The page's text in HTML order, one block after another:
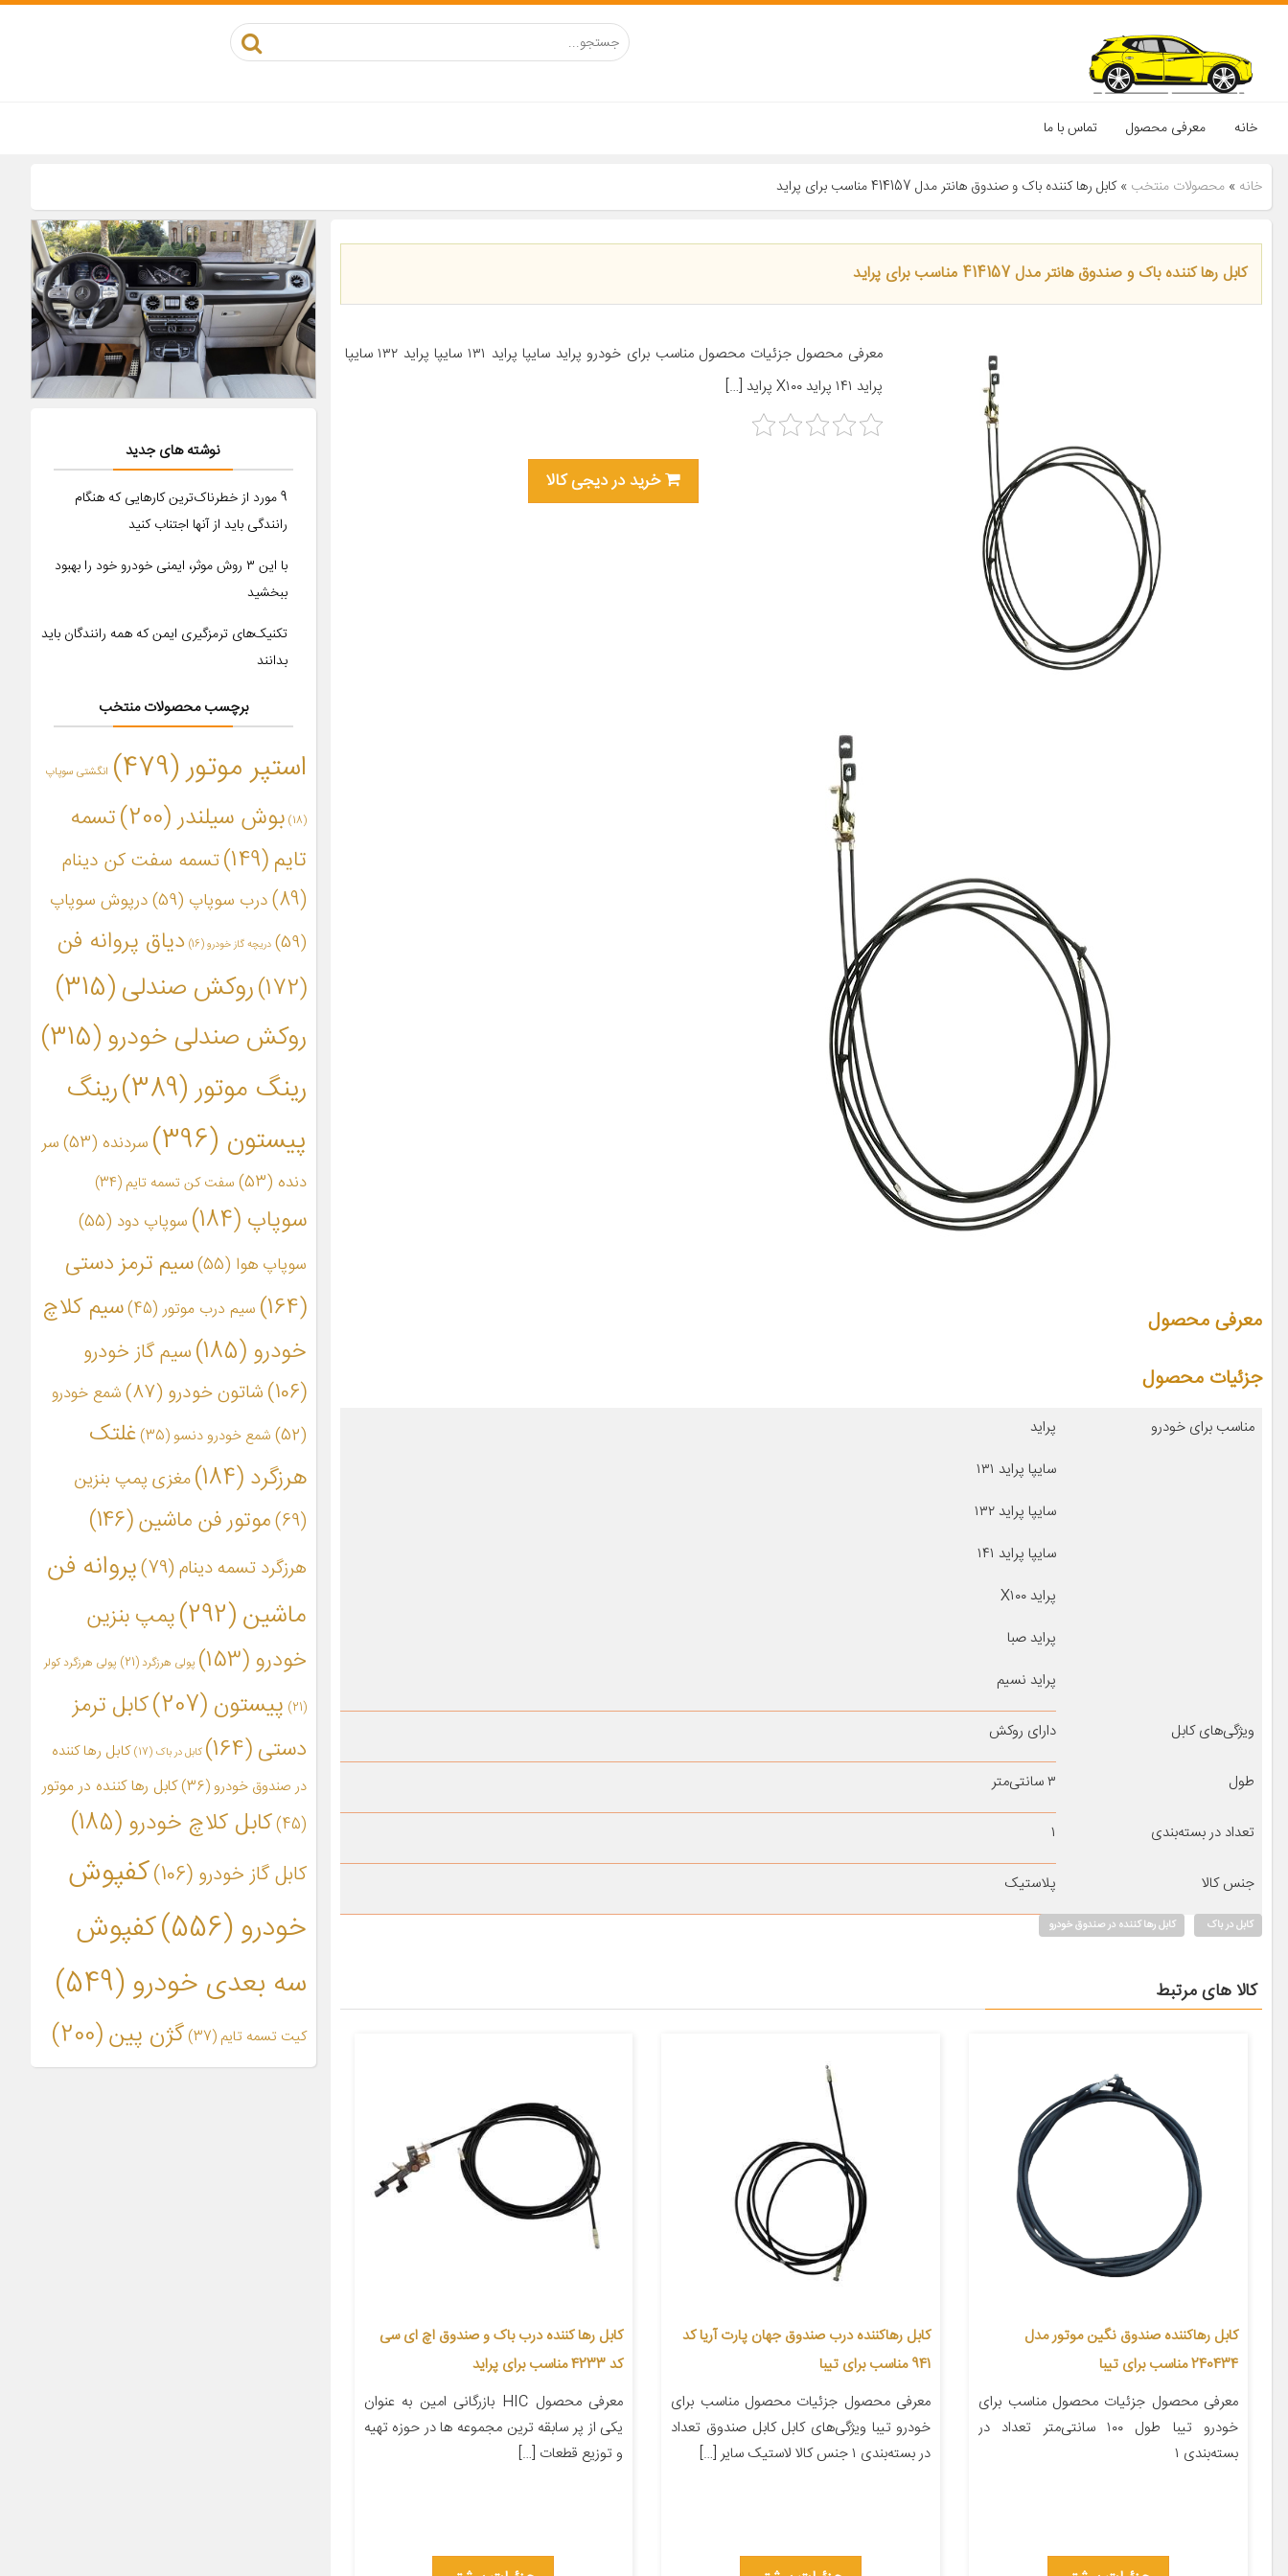
خانه معرفی محصول تماس با ما
خانه » محصولات منتخب »کابل رها کننده باک و صندوق هانتر مدل 414157 مناسب برای پراید
کابل رها کننده باک و صندوق هانتر مدل 414157 مناسب برای پراید
معرفی محصول جزئیات محصول مناسب برای خودرو پراید سایپا پراید ۱۳۱ سایپا پراید ۱۳۲ سایپا
پراید ۱۴۱ پراید X۱۰۰ پراید […]
خرید در دیجی کالا
معرفی محصول
جزئیات محصول
مناسب برای خودرو
پراید
سایپا پراید ۱۳۱
سایپا پراید ۱۳۲
سایپا پراید ۱۴۱
پراید X۱۰۰
پراید صبا
پراید نسیم
ویژگی‌های کابل دارای روکش
طول ۳ سانتی‌متر
تعداد در بسته‌بندی ۱
جنس کالا پلاستیک
کابل در باک کابل رها کننده در صندوق خودرو
کالا های مرتبط
کابل رهاکننده صندوق نگین موتور مدل
240434 مناسب برای تیبا
معرفی محصول جزئیات محصول مناسب برای
خودرو تیبا طول ۱۰۰ سانتی‌متر تعداد در
بسته‌بندی ۱
کابل رهاکننده درب صندوق جهان پارت آریا کد
941 مناسب برای تیبا
معرفی محصول جزئیات محصول مناسب برای
خودرو تیبا ویژگی‌های کابل کابل صندوق تعداد
در بسته‌بندی ۱ جنس کالا لاستیک سایر […]
کابل رها کننده درب باک و صندوق اچ ای سی
کد 4233 مناسب برای پراید
معرفی محصول HIC بازرگانی امین به عنوان
یکی از پر سابقه ترین مجموعه ها در حوزه تهیه
و توزیع قطعات […]
نوشته های جدید
9 مورد از خطرناک‌ترین کارهایی که هنگام
رانندگی باید از آنها اجتناب کنید
با این ۳ روش موثر، ایمنی خودرو خود را بهبود
ببخشید
تکنیک‌های ترمزگیری ایمن که همه رانندگان باید
بدانند
برچسب محصولات منتخب
استپر موتور(479) انگشتی سوپاپ
(18) بوش سیلندر (200)
تسمه
تایم(149)
تسمه سفت کن دینام
(89)
درب سوپاپ (59)
درپوش سوپاپ
(59)
دریچه گاز خودرو(16)
دیاق پروانه فن
(172)
روکش صندلی(315)
روکش صندلی خودرو(315)
رینگ موتور(389)
رینگ
پیستون (396) سردنده (53)
سر
دنده (53) سفت کن تسمه تایم (34)
سوپاپ (184) سوپاپ دود (55)
سوپاپ هوا (55)
سیم ترمز دستی
(164)
سیم درب موتور(45)
سیم کلاچ
خودرو (185)
سیم گاز خودرو
(106)
شاتون خودرو (87)
شمع خودرو
(52)
شمع خودرو دنسو (35)
غلتک
هرزگرد (184)
مغزی پمپ بنزین
(69)
موتور فن ماشین(146)
هرزگرد تسمه دینام(79)
پروانه فن
ماشین(292)
پمپ بنزین
خودرو(153) پولی هرزگرد(21) پولی هرزگرد کولر
(21) پیستون (207)
کابل ترمز
دستی(164) کابل در باک (17)
کابل رها کننده
در صندوق خودرو (36)
کابل رها کننده در موتور
(45)
کابل کلاچ خودرو (185)
کابل گاز خودرو (106)
کفپوش
خودرو(556)
کفپوش
سه بعدی خودرو(549)
کیت تسمه تایم (37) گژن پین(200)